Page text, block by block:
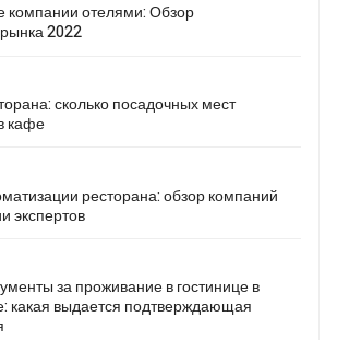
отелями: Обзор
2022
сколько посадочных мест
кафе
ресторана: обзор компаний
экспертов
за проживание в гостинице в
какая выдается подтверждающая